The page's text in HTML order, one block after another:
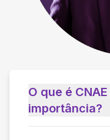
O que é
importância?